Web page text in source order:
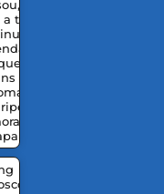
tosse
a